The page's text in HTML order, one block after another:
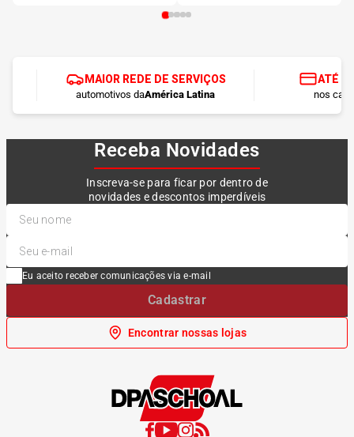
MAIOR REDE DE SERVIÇOS
automotivos daAmérica Latina
ATÉ
nos
Receba Novidades
Inscreva-se para ficar por dentro de
novidades e descontos imperdíveis
Eu aceito receber comunicações via e-mail
Cadastrar
Encontrar nossas lojas